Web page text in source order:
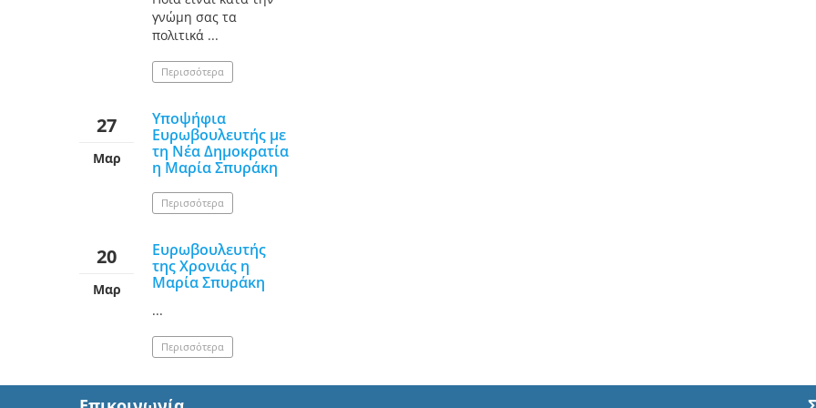
γνώμη σας τα
πολιτικά ...
Περισσότερα
27
Μαρ
Υποψήφια
Ευρωβουλευτής με
τη Νέα Δημοκρατία
η Μαρία Σπυράκη
Περισσότερα
20
Μαρ
Ευρωβουλευτής
της Χρονιάς η
Μαρία Σπυράκη
...
Περισσότερα